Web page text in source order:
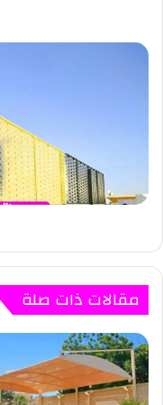
مقالات ذات صلة